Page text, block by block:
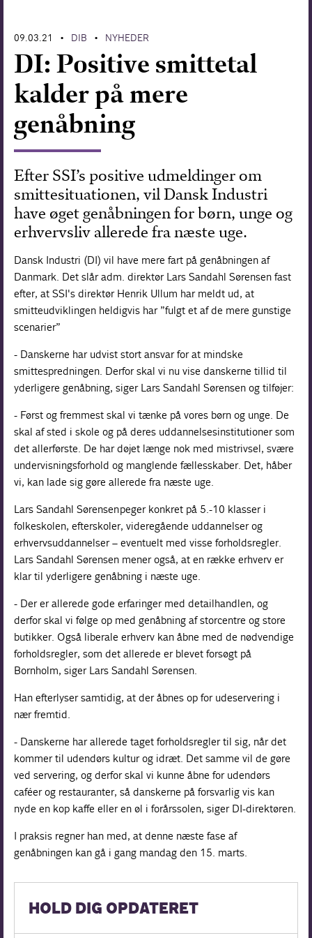
09.03.21 • DIB • NYHEDER
DI: Positive smittetal
kalder på mere
genåbning
Efter SSI’s positive udmeldinger om
smittesituationen, vil Dansk Industri
have øget genåbningen for børn, unge og
erhvervsliv allerede fra næste uge.
Dansk Industri (DI) vil have mere fart på genåbningen af
Danmark. Det slår adm. direktør Lars Sandahl Sørensen fast
efter, at SSI's direktør Henrik Ullum har meldt ud, at
smitteudviklingen heldigvis har ”fulgt et af de mere gunstige
scenarier”
- Danskerne har udvist stort ansvar for at mindske
smittespredningen. Derfor skal vi nu vise danskerne tillid til
yderligere genåbning, siger Lars Sandahl Sørensen og tilføjer:
- Først og fremmest skal vi tænke på vores børn og unge. De
skal af sted i skole og på deres uddannelsesinstitutioner som
det allerførste. De har døjet længe nok med mistrivsel, svære
undervisningsforhold og manglende fællesskaber. Det, håber
vi, kan lade sig gøre allerede fra næste uge.
Lars Sandahl Sørensen peger konkret på 5.-10 klasser i
folkeskolen, efterskoler, videregående uddannelser og
erhvervsuddannelser – eventuelt med visse forholdsregler.
Lars Sandahl Sørensen mener også, at en række erhverv er
klar til yderligere genåbning i næste uge.
- Der er allerede gode erfaringer med detailhandlen, og
derfor skal vi følge op med genåbning af storcentre og store
butikker. Også liberale erhverv kan åbne med de nødvendige
forholdsregler, som det allerede er blevet forsøgt på
Bornholm, siger Lars Sandahl Sørensen.
Han efterlyser samtidig, at der åbnes op for udeservering i
nær fremtid.
- Danskerne har allerede taget forholdsregler til sig, når det
kommer til udendørs kultur og idræt. Det samme vil de gøre
ved servering, og derfor skal vi kunne åbne for udendørs
caféer og restauranter, så danskerne på forsvarlig vis kan
nyde en kop kaffe eller en øl i forårssolen, siger DI-direktøren.
I praksis regner han med, at denne næste fase af
genåbningen kan gå i gang mandag den 15. marts.
HOLD DIG OPDATERET